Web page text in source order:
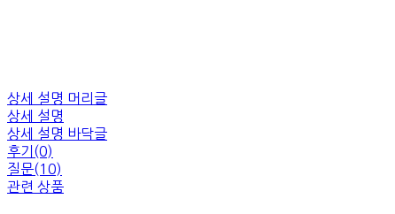
상세 설명 머리글
상세 설명
상세 설명 바닥글
후기(0)
질문(10)
관련 상품